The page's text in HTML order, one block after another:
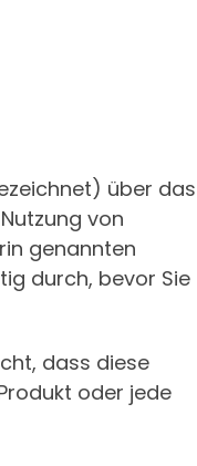
über das
von
genannten
durch, bevor Sie
dass diese
oder jede